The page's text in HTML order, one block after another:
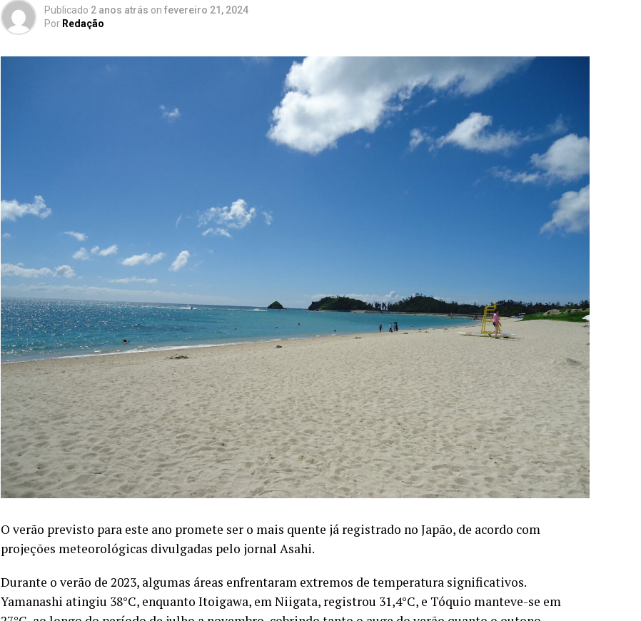
Publicado 2 anos atrás on fevereiro 21, 2024
Por Redação
O verão previsto para este ano promete ser o mais quente já registrado no Japão, de acordo com
projeções meteorológicas divulgadas pelo jornal Asahi.
Durante o verão de 2023, algumas áreas enfrentaram extremos de temperatura significativos.
Yamanashi atingiu 38°C, enquanto Itoigawa, em Niigata, registrou 31,4°C, e Tóquio manteve-se em